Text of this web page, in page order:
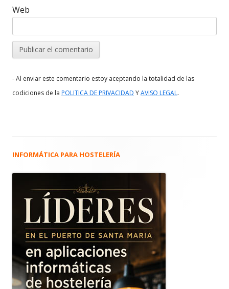
Web
- Al enviar este comentario estoy aceptando la totalidad de las
codiciones de la POLITICA DE PRIVACIDAD YAVISO LEGAL.
Barra
principal
INFORMÁTICA PARA HOSTELERÍA